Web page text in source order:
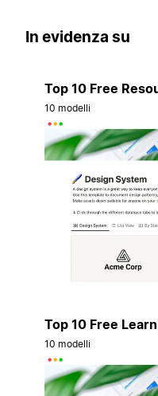
In evidenza su
Top 10 Free
10 modelli
Top 10 Free
10 modelli